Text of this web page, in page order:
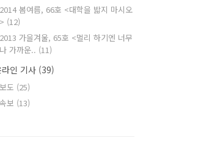
2014 봄여름, 66호 <대학을 밟지 마시오
> (12)
2013 가을겨울, 65호 <멀리 하기엔 너무
나 가까운.. (11)
인 기사 (39)
보도 (25)
속보 (13)